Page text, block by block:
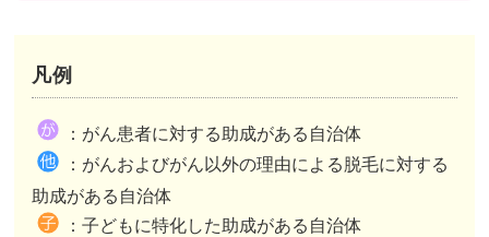
都道府県内市区町村が助成を行いその情報を都道府県がまとめたケースがあります。
市区町村独自の助成がある自治体は、自治体公式ホームページの助成事業ページまたは概要が記されたページへリンクしています。
市区町村独自の助成がない自治体は、自治体公式ホームページのトップページへリンクしています。
都道府県が行う助成との併用可、不可は市区町村によって異なります。
凡例
：がん患者に対する助成がある自治体
：がんおよびがん以外の理由による脱毛に対する
助成がある自治体
：子どもに特化した助成がある自治体